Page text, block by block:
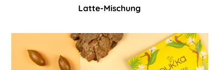
Latte-Mischung